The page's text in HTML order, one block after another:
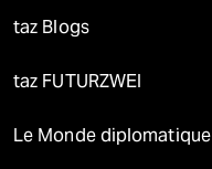
taz Blogs
taz FUTURZWEI
Le Monde diplomatique